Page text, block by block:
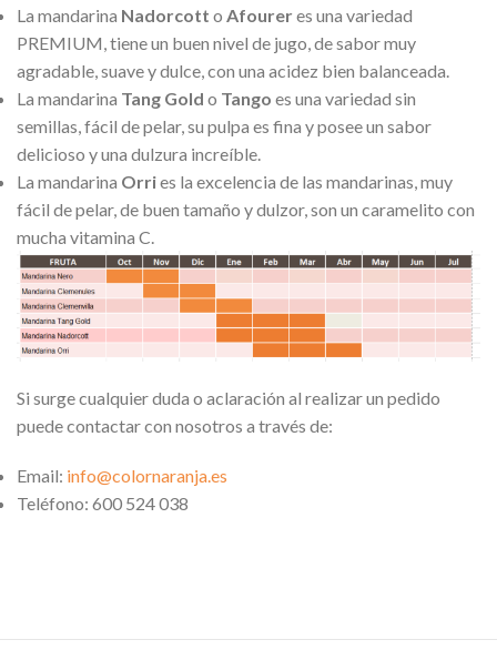
La mandarina Nadorcott o Afoureres una variedad
PREMIUM, tiene un buen nivel de jugo, de sabor muy
agradable, suave y dulce, con una acidez bien balanceada.
La mandarina Tang Gold o Tango es una variedad sin
semillas, fácil de pelar, su pulpa es fina y posee un sabor
delicioso y una dulzura increíble.
La mandarina Orries la excelencia de las mandarinas, muy
fácil de pelar, de buen tamaño y dulzor, son un caramelito con
mucha vitamina C.
Si surge cualquier duda o aclaración al realizar un pedido
puede contactar con nosotros a través de:
Email: info@colornaranja.es
Teléfono: 600 524 038